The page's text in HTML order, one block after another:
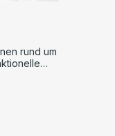
rund um